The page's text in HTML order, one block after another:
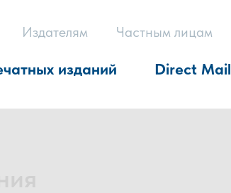
Издателям Частным лицам
изданий Direct Mail